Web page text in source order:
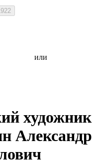
или
художник
Александр